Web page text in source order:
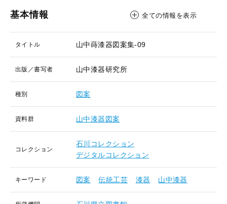
基本情報 全ての情報を表示
タイトル 山中蒔漆器図案集-09
出版／書写者 山中漆器研究所
種別 図案
資料群 山中漆器図案
コレクション
石川コレクション
デジタルコレクション
キーワード 図案 伝統工芸 漆器 山中漆器